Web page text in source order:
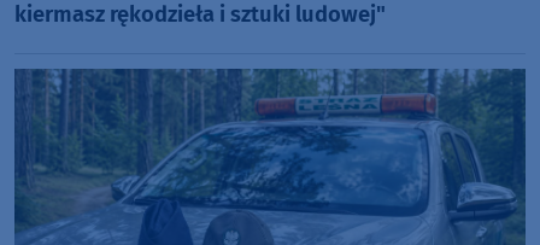
kiermasz rękodzieła i sztuki ludowej"